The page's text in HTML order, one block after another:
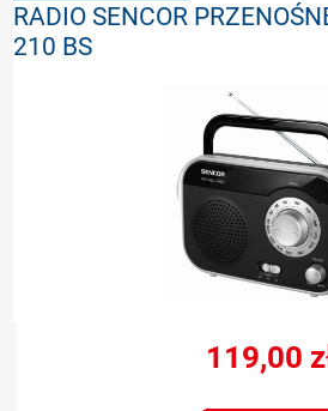
RADIO SENCOR
210 BS
119,00